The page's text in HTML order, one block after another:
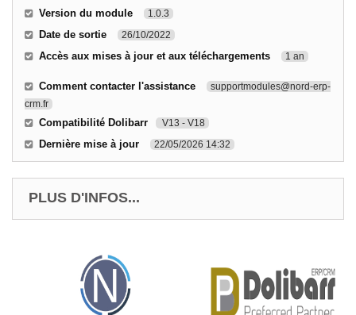
Version du module 1.0.3
Date de sortie 26/10/2022
Accès aux mises à jour et aux téléchargements 1 an
Comment contacter l'assistance
supportmodules@nord-erp-
crm.fr
Compatibilité Dolibarr V13 - V18
Dernière mise à jour 22/05/2026 14:32
PLUS D'INFOS...